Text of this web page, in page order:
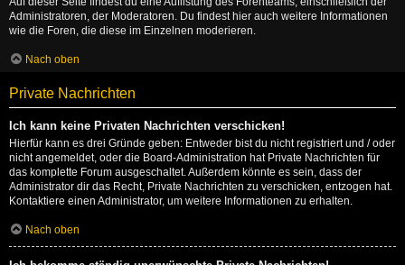
Administratoren, der Moderatoren. Du findest hier auch weitere Informationen
wie die Foren, die diese im Einzelnen moderieren.
Nach oben
Private Nachrichten
Ich kann keine Privaten Nachrichten verschicken!
Hierfür kann es drei Gründe geben: Entweder bist du nicht registriert und / oder
nicht angemeldet, oder die Board-Administration hat Private Nachrichten für
das komplette Forum ausgeschaltet. Außerdem könnte es sein, dass der
Administrator dir das Recht, Private Nachrichten zu verschicken, entzogen hat.
Kontaktiere einen Administrator, um weitere Informationen zu erhalten.
Nach oben